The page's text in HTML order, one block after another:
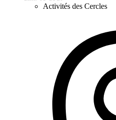
Activités des Cercles